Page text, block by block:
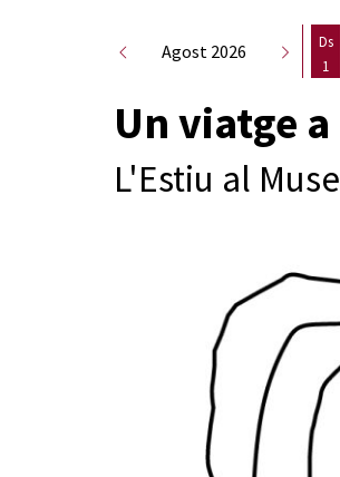
Agost 2026
Ds
1
Un viatge
L'Estiu al